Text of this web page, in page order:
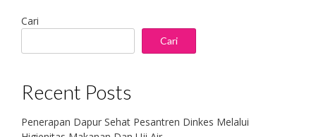
Cari
Cari
Recent Posts
Penerapan Dapur Sehat Pesantren Dinkes Melalui